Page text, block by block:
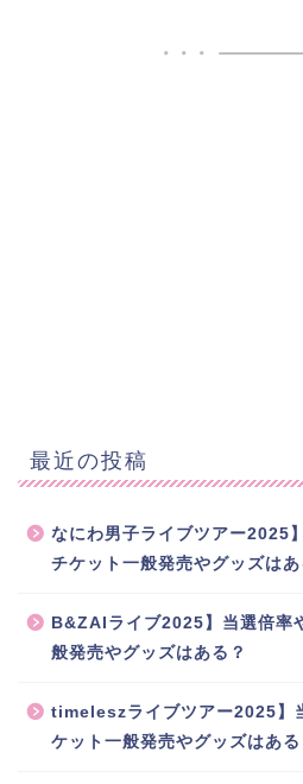
最近の投稿
なにわ男子ライブツアー2025
チケット一般発売やグッズはあ
B&ZAIライブ2025】当選倍率
般発売やグッズはある？
timeleszライブツアー2025】
ケット一般発売やグッズはある